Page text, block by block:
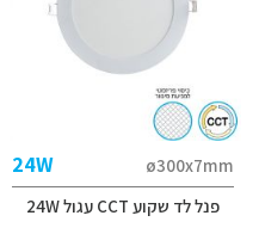
ø300x7mm
24W
פנל לד שקוע CCT עגול 24W